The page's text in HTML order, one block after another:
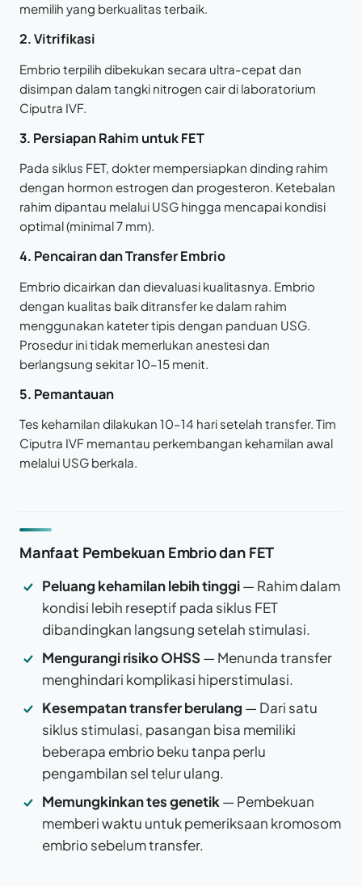
memilih yang berkualitas terbaik.
2. Vitrifikasi
Embrio terpilih dibekukan secara ultra-cepat dan
disimpan dalam tangki nitrogen cair di laboratorium
Ciputra IVF.
3. Persiapan Rahim untuk FET
Pada siklus FET, dokter mempersiapkan dinding rahim
dengan hormon estrogen dan progesteron. Ketebalan
rahim dipantau melalui USG hingga mencapai kondisi
optimal (minimal 7 mm).
4. Pencairan dan Transfer Embrio
Embrio dicairkan dan dievaluasi kualitasnya. Embrio
dengan kualitas baik ditransfer ke dalam rahim
menggunakan kateter tipis dengan panduan USG.
Prosedur ini tidak memerlukan anestesi dan
berlangsung sekitar 10–15 menit.
5. Pemantauan
Tes kehamilan dilakukan 10–14 hari setelah transfer. Tim
Ciputra IVF memantau perkembangan kehamilan awal
melalui USG berkala.
Manfaat Pembekuan Embrio dan FET
Peluang kehamilan lebih tinggi— Rahim dalam
kondisi lebih reseptif pada siklus FET
dibandingkan langsung setelah stimulasi.
Mengurangi risiko OHSS— Menunda transfer
menghindari komplikasi hiperstimulasi.
Kesempatan transfer berulang — Dari satu
siklus stimulasi, pasangan bisa memiliki
beberapa embrio beku tanpa perlu
pengambilan sel telur ulang.
Memungkinkan tes genetik — Pembekuan
memberi waktu untuk pemeriksaan kromosom
embrio sebelum transfer.